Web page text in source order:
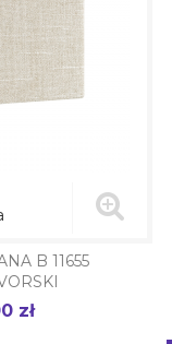
B 11655
zł